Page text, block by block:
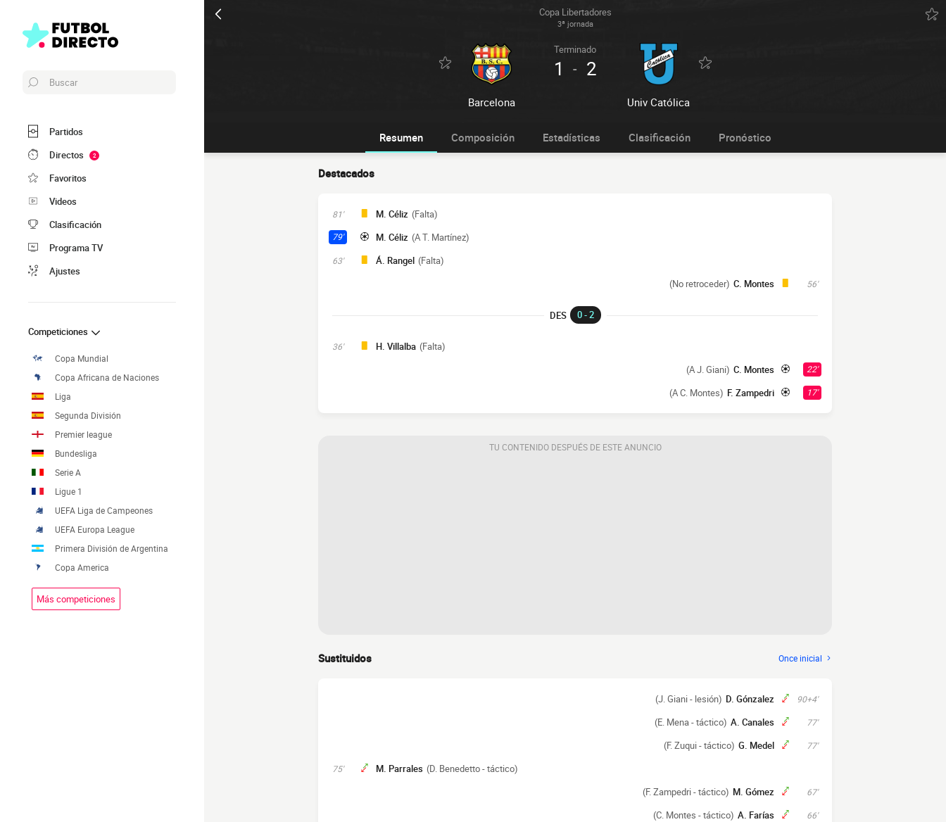
Copa Libertadores
3ª jornada
Barcelona
Terminado
1 - 2
Univ Católica
Buscar
Partidos
Directos
2
Favoritos
Videos
Clasificación
Programa TV
Ajustes
Competiciones
Copa Mundial
Copa Africana de Naciones
Liga
Segunda División
Premier league
Bundesliga
Serie A
Ligue 1
UEFA Liga de Campeones
UEFA Europa League
Primera División de Argentina
Copa America
Más competiciones
Resumen Composición Estadísticas Clasificación Pronóstico
Destacados
81' M. Céliz (Falta)
79' M. Céliz (A T. Martínez)
63' Á. Rangel (Falta)
56'
C. Montes
(No retroceder)
DES 0 - 2
36' H. Villalba (Falta)
22'
C. Montes
(A J. Giani)
17'
F. Zampedri
(A C. Montes)
TU CONTENIDO DESPUÉS DE ESTE ANUNCIO
Sustituidos Once inicial
90+4'
D. Gónzalez
(J. Giani - lesión)
77'
A. Canales
(E. Mena - táctico)
77'
G. Medel
(F. Zuqui - táctico)
75' M. Parrales (D. Benedetto - táctico)
67'
M. Gómez
(F. Zampedri - táctico)
66'
A. Farías
(C. Montes - táctico)